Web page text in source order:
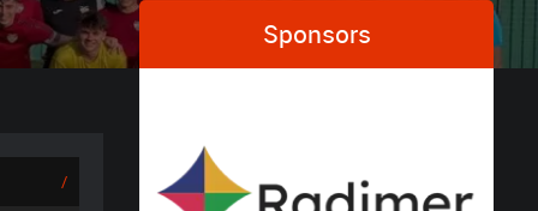
/
Sponsors